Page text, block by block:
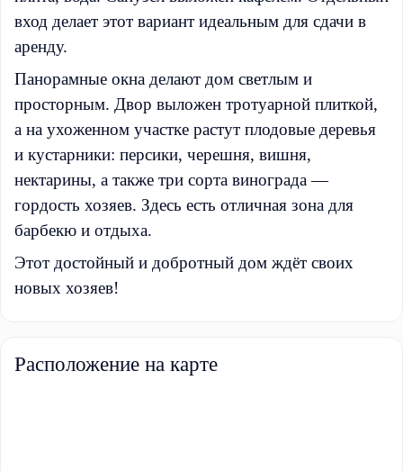
вход делает этот вариант идеальным для сдачи в
аренду.
Панорамные окна делают дом светлым и
просторным. Двор выложен тротуарной плиткой,
а на ухоженном участке растут плодовые деревья
и кустарники: персики, черешня, вишня,
нектарины, а также три сорта винограда —
гордость хозяев. Здесь есть отличная зона для
барбекю и отдыха.
Этот достойный и добротный дом ждёт своих
новых хозяев!
Расположение на карте